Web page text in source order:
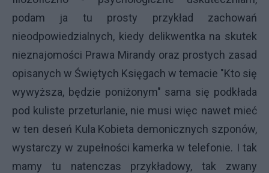
podam ja tu prosty przykład zachowań
nieodpowiedzialnych, kiedy delikwentka na skutek
nieznajomości Prawa Mirandy oraz prostych zasad
opisanych w Świętych Księgach w temacie "Kto się
wywyższa, będzie poniżonym" sama się podkłada
pod kuliste przeturlanie, nie musi więc nawet mieć
w ten deseń Kula Kobieta demonicznych szponów,
wystarczy w zupełności kamerka w telefonie. I tak
mamy tu natenczas przykładowy, tak zwany